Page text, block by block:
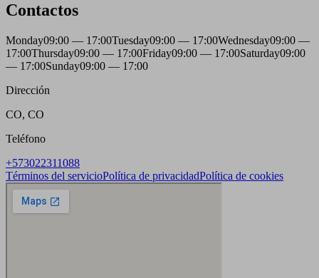
Contactos
Monday09:00 — 17:00Tuesday09:00 — 17:00Wednesday09:00 —
17:00Thursday09:00 — 17:00Friday09:00 — 17:00Saturday09:00
— 17:00Sunday09:00 — 17:00
Dirección
CO, CO
Teléfono
+573022311088
Términos del servicioPolítica de privacidadPolítica de cookies